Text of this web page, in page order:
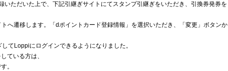
ただいた上で、下記引継ぎサイトにてスタンプ引継ぎをいただき、引換券発券を
トへ遷移します。「dポイントカード登録情報」を選択いただき、「変更」ボタンか
てLoppiにログインできるようになりました。
ている方は、
。